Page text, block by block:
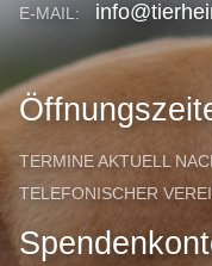
E-MAIL:
TERMINE AKTUELL
TELEFONISCHER